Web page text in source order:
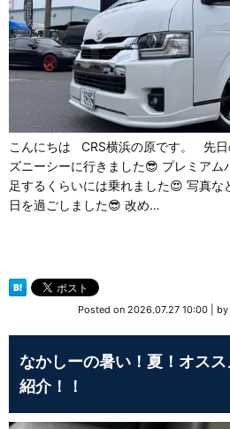
こんにちは CRS横浜の原です。 先日
ズニーシーに行きました😎 プレミア
足するくらいには乗れました😍 写真な
日を過ごしました😎 改め…
Posted on 2026.07.27 10:00 by
なかしーの暑い！夏！オス
紹介！！